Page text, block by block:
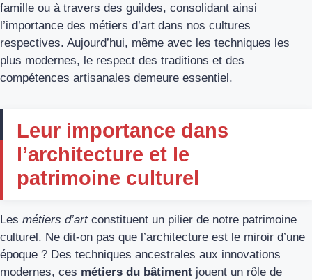
famille ou à travers des guildes, consolidant ainsi
l’importance des métiers d’art dans nos cultures
respectives. Aujourd’hui, même avec les techniques les
plus modernes, le respect des traditions et des
compétences artisanales demeure essentiel.
Leur importance dans
l’architecture et le
patrimoine culturel
Les métiers d’artconstituent un pilier de notre patrimoine
culturel. Ne dit-on pas que l’architecture est le miroir d’une
époque ? Des techniques ancestrales aux innovations
modernes, ces métiers du bâtiment jouent un rôle de